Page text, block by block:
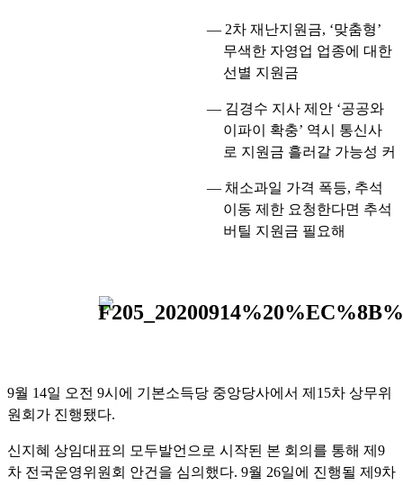
― 2차 재난지원금, ‘맞춤형’
무색한 자영업 업종에 대한
선별 지원금
― 김경수 지사 제안 ‘공공와
이파이 확충’ 역시 통신사
로 지원금 흘러갈 가능성 커
― 채소과일 가격 폭등, 추석
이동 제한 요청한다면 추석
버틸 지원금 필요해
9월 14일 오전 9시에 기본소득당 중앙당사에서 제 15차 상무위
원회가 진행됐다.
신지혜 상임대표의 모두발언으로 시작된 본 회의를 통해 제 9
차 전국운영위원회 안건을 심의했다. 9월 26일에 진행될 제 9차